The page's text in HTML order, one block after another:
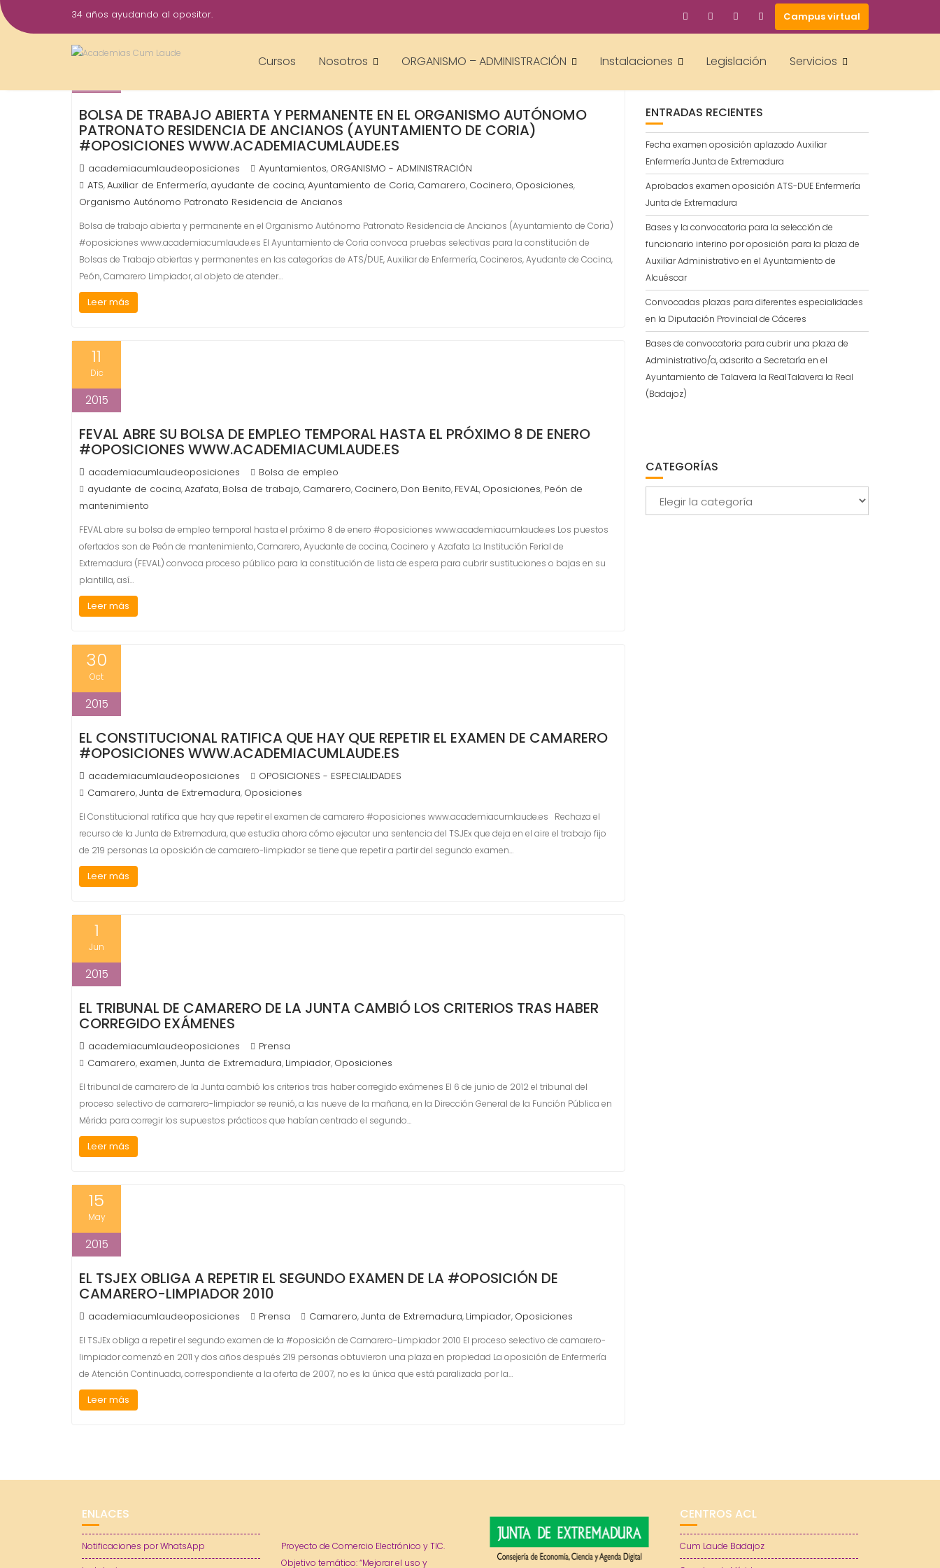
Saltar
al
34 años ayudando al opositor. Campus virtual
Cursos Nosotros ORGANISMO – ADMINISTRACIÓN Instalaciones Legislación Servicios
22
Ene
BOLSA DE TRABAJO ABIERTA Y PERMANENTE EN EL ORGANISMO AUTÓNOMO
PATRONATO RESIDENCIA DE ANCIANOS (AYUNTAMIENTO DE CORIA)
#OPOSICIONES WWW.ACADEMIACUMLAUDE.ES
academiacumlaudeoposiciones Ayuntamientos, ORGANISMO - ADMINISTRACIÓN
ATS,Auxiliar de Enfermería, ayudante de cocina,Ayuntamiento de Coria, Camarero, Cocinero, Oposiciones,
Organismo Autónomo Patronato Residencia de Ancianos
Bolsa de trabajo abierta y permanente en el Organismo Autónomo Patronato Residencia de Ancianos (Ayuntamiento de Coria)
#oposiciones www.academiacumlaude.es El Ayuntamiento de Coria convoca pruebas selectivas para la constitución de
Bolsas de Trabajo abiertas y permanentes en las categorías de ATS/DUE, Auxiliar de Enfermería, Cocineros, Ayudante de Cocina,
Peón, Camarero Limpiador, al objeto de atender…
Leer más
11
Dic
2015
FEVAL ABRE SU BOLSA DE EMPLEO TEMPORAL HASTA EL PRÓXIMO 8 DE ENERO
#OPOSICIONES WWW.ACADEMIACUMLAUDE.ES
academiacumlaudeoposiciones
Bolsa de empleo
ayudante de cocina,Azafata, Bolsa de trabajo, Camarero, Cocinero, Don Benito, FEVAL, Oposiciones, Peón de
mantenimiento
FEVAL abre su bolsa de empleo temporal hasta el próximo 8 de enero #oposiciones www.academiacumlaude.es Los puestos
ofertados son de Peón de mantenimiento, Camarero, Ayudante de cocina, Cocinero y Azafata La Institución Ferial de
Extremadura (FEVAL) convoca proceso público para la constitución de lista de espera para cubrir sustituciones o bajas en su
plantilla, así…
Leer más
30
Oct
2015
EL CONSTITUCIONAL RATIFICA QUE HAY QUE REPETIR EL EXAMEN DE CAMARERO
#OPOSICIONES WWW.ACADEMIACUMLAUDE.ES
academiacumlaudeoposiciones
OPOSICIONES - ESPECIALIDADES
Camarero,Junta de Extremadura, Oposiciones
El Constitucional ratifica que hay que repetir el examen de camarero #oposiciones www.academiacumlaude.es Rechaza el
recurso de la Junta de Extremadura, que estudia ahora cómo ejecutar una sentencia del TSJEx que deja en el aire el trabajo fijo
de 219 personas La oposición de camarero-limpiador se tiene que repetir a partir del segundo examen…
Leer más
1
Jun
2015
EL TRIBUNAL DE CAMARERO DE LA JUNTA CAMBIÓ LOS CRITERIOS TRAS HABER
CORREGIDO EXÁMENES
academiacumlaudeoposiciones
Prensa
Camarero, examen,Junta de Extremadura, Limpiador, Oposiciones
El tribunal de camarero de la Junta cambió los criterios tras haber corregido exámenes El 6 de junio de 2012 el tribunal del
proceso selectivo de camarero-limpiador se reunió, a las nueve de la mañana, en la Dirección General de la Función Pública en
Mérida para corregir los supuestos prácticos que habían centrado el segundo…
Leer más
15
May
2015
EL TSJEX OBLIGA A REPETIR EL SEGUNDO EXAMEN DE LA #OPOSICIÓN DE
CAMARERO-LIMPIADOR 2010
academiacumlaudeoposiciones Prensa Camarero,Junta de Extremadura, Limpiador, Oposiciones
El TSJEx obliga a repetir el segundo examen de la #oposición de Camarero-Limpiador 2010 El proceso selectivo de camarero-
limpiador comenzó en 2011 y dos años después 219 personas obtuvieron una plaza en propiedad La oposición de Enfermería
de Atención Continuada, correspondiente a la oferta de 2007, no es la única que está paralizada por la…
Leer más
ENTRADAS RECIENTES
Fecha examen oposición aplazado Auxiliar
Enfermería Junta de Extremadura
Aprobados examen oposición ATS-DUE Enfermería
Junta de Extremadura
Bases y la convocatoria para la selección de
funcionario interino por oposición para la plaza de
Auxiliar Administrativo en el Ayuntamiento de
Alcuéscar
Convocadas plazas para diferentes especialidades
en la Diputación Provincial de Cáceres
Bases de convocatoria para cubrir una plaza de
Administrativo/a, adscrito a Secretaría en el
Ayuntamiento de Talavera la RealTalavera la Real
(Badajoz)
CATEGORÍAS
ENLACES
Notificaciones por WhatsApp
Proyecto de Comercio Electrónico y TIC.
Objetivo temático: “Mejorar el uso y
CENTROS ACL
Cum Laude Badajoz